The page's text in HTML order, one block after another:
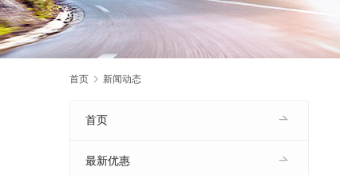
首页 新闻动态
首页
最新优惠